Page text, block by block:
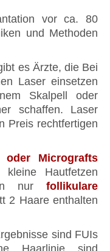
vor ca. 80
und Methoden
es Ärzte, die Bei
Laser einsetzen
Skalpell oder
schaffen. Laser
Preis rechtfertigen
oder Micrografts
Hautfetzen
nur follikulare
2 Haare enthalten
sind FUIs
Haarlinie sind